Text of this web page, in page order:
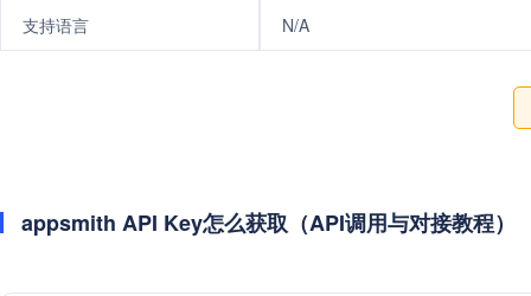
支持语言 N/A
appsmith API Key怎么获取（API调用与对接教程）